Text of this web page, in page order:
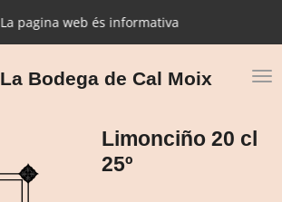
La Bodega de Cal Moix
La pagina web és informativa
Limonciño 20 cl
25º